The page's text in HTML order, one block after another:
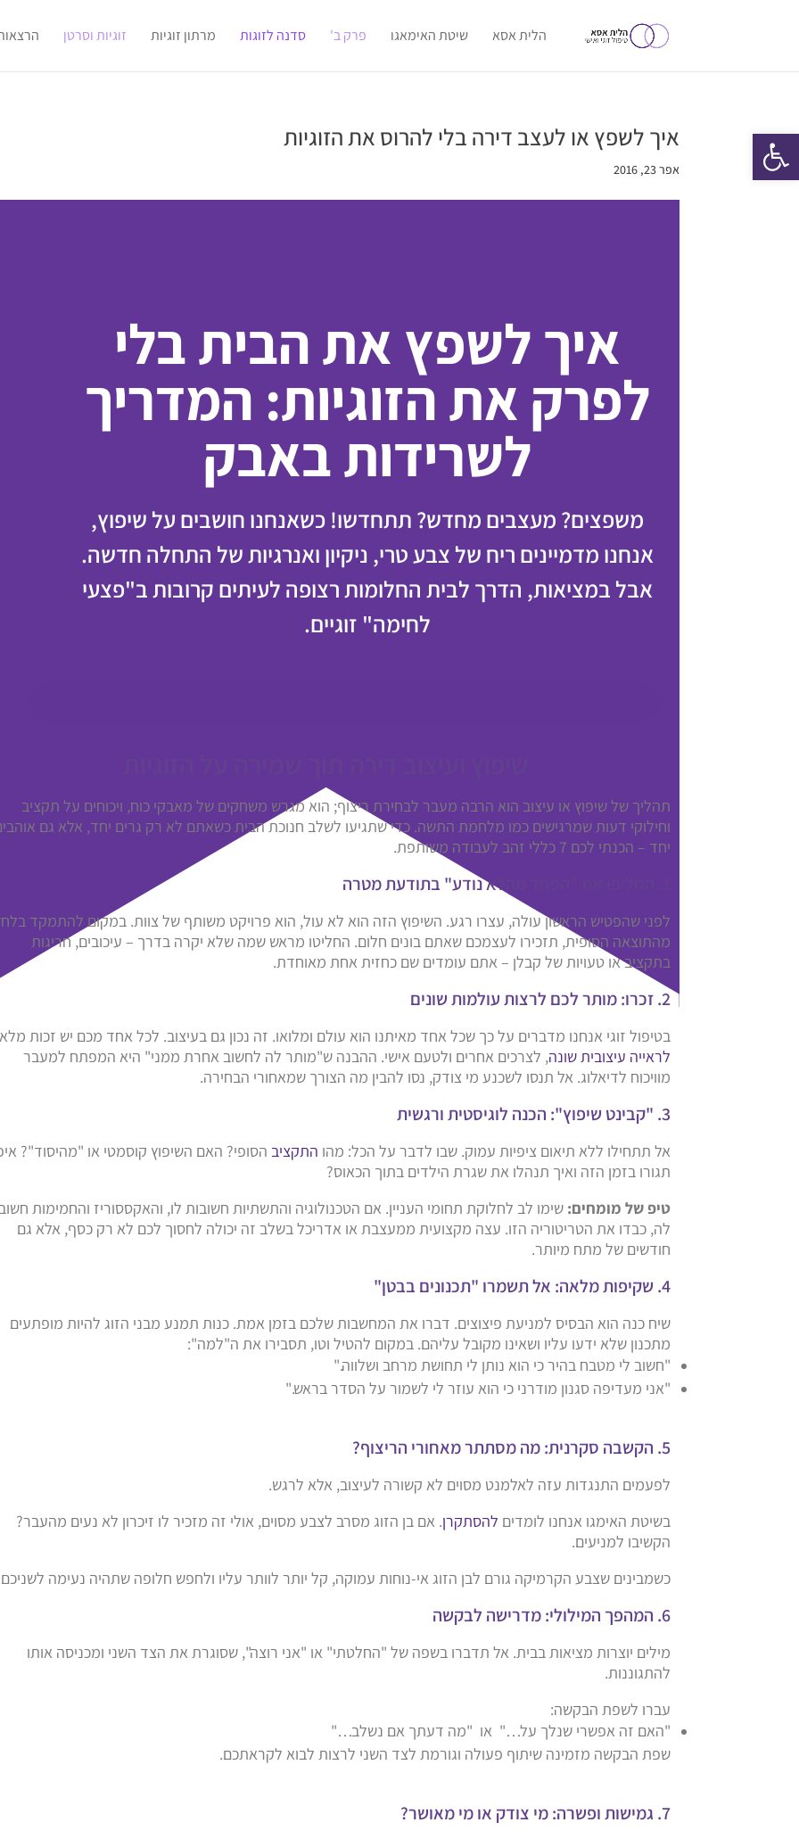
הלית אסא שיטת האימאגו פרק ב' סדנה לזוגות מרתון זוגיות זוגיות וסרטן
איך לשפץ או לעצב דירה בלי להרוס את הזוגיות
אפר 23, 2016
איך לשפץ את הבית בלי
לפרק את הזוגיות: המדריך
לשרידות באבק
משפצים? מעצבים מחדש? תתחדשו! כשאנחנו חושבים על שיפוץ,
אנחנו מדמיינים ריח של צבע טרי, ניקיון ואנרגיות של התחלה חדשה.
אבל במציאות, הדרך לבית החלומות רצופה לעיתים קרובות ב"פצעי
לחימה" זוגיים.
תהליך של שיפוץ או עיצוב הוא הרבה מעבר לבחירת ריצוף; הוא מגרש משחקים של מאבקי כוח, ויכוחים על תקציב
וחילוקי דעות שמרגישים כמו מלחמת התשה. כדי שתגיעו לשלב חנוכת הבית כשאתם לא רק גרים יחד, אלא גם
יחד – הכנתי לכם 7 כללי זהב לעבודה משותפת.
לפני שהפטיש הראשון עולה, עצרו רגע. השיפוץ הזה הוא לא עול, הוא פרויקט משותף של צוות. במקום להתמקד
מהתוצאה הסופית, תזכירו לעצמכם שאתם בונים חלום. החליטו מראש שמה שלא יקרה בדרך – עיכובים, חריגות
בתקציב או טעויות של קבלן – אתם עומדים שם כחזית אחת מאוחדת.
2. זכרו: מותר לכם לרצות עולמות שונים
בטיפול זוגי אנחנו מדברים על כך שכל אחד מאיתנו הוא עולם ומלואו. זה נכון גם בעיצוב. לכל אחד מכם יש זכות
לראייה עיצובית שונה, לצרכים אחרים ולטעם אישי. ההבנה ש"מותר לה לחשוב אחרת ממני" היא המפתח למעבר
מוויכוח לדיאלוג. אל תנסו לשכנע מי צודק, נסו להבין מה הצורך שמאחורי הבחירה.
3. "קבינט שיפוץ": הכנה לוגיסטית ורגשית
אל תתחילו ללא תיאום ציפיות עמוק. שבו לדבר על הכל: מהו התקציב הסופי? האם השיפוץ קוסמטי או "מהיסוד"?
תגורו בזמן הזה ואיך תנהלו את שגרת הילדים בתוך הכאוס?
טיפ של מומחים: שימו לב לחלוקת תחומי העניין. אם הטכנולוגיה והתשתיות חשובות לו, והאקססוריז והחמימות
לה, כבדו את הטריטוריה הזו. עצה מקצועית ממעצבת או אדריכל בשלב זה יכולה לחסוך לכם לא רק כסף, אלא גם
חודשים של מתח מיותר.
4. שקיפות מלאה: אל תשמרו "תכנונים בבטן"
שיח כנה הוא הבסיס למניעת פיצוצים. דברו את המחשבות שלכם בזמן אמת. כנות תמנע מבני הזוג להיות מופתעים
מתכנון שלא ידעו עליו ושאינו מקובל עליהם. במקום להטיל וטו, תסבירו את ה"למה":
"חשוב לי מטבח בהיר כי הוא נותן לי תחושת מרחב ושלווה."
"אני מעדיפה סגנון מודרני כי הוא עוזר לי לשמור על הסדר בראש."
5. הקשבה סקרנית: מה מסתתר מאחורי הריצוף?
לפעמים התנגדות עזה לאלמנט מסוים לא קשורה לעיצוב, אלא לרגש.
בשיטת האימגו אנחנו לומדים להסתקרן. אם בן הזוג מסרב לצבע מסוים, אולי זה מזכיר לו זיכרון לא נעים מהעבר?
הקשיבו למניעים.
כשמבינים שצבע הקרמיקה גורם לבן הזוג אי-נוחות עמוקה, קל יותר לוותר עליו ולחפש חלופה שתהיה נעימה
6. המהפך המילולי: מדרישה לבקשה
מילים יוצרות מציאות בבית. אל תדברו בשפה של "החלטתי" או "אני רוצה", שסוגרת את הצד השני ומכניסה אותו
להתגוננות.
עברו לשפת הבקשה:
"האם זה אפשרי שנלך על…" או "מה דעתך אם נשלב…"
שפת הבקשה מזמינה שיתוף פעולה וגורמת לצד השני לרצות לבוא לקראתכם.
7. גמישות ופשרה: מי צודק או מי מאושר?
פתח סרגל נגישות